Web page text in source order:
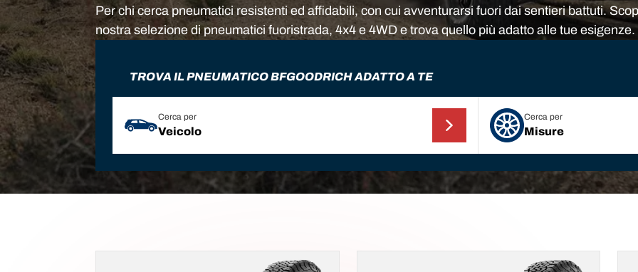
Per chi cerca pneumatici resistenti ed affidabili, con cui avventurarsi fuori dai sentieri battuti.
nostra selezione di pneumatici fuoristrada, 4x4 e 4WD e trova quello più adatto alle tue esigenze.
TROVA IL PNEUMATICO BFGOODRICH ADATTO A TE
Cerca per
Veicolo
Cerca per
Misure